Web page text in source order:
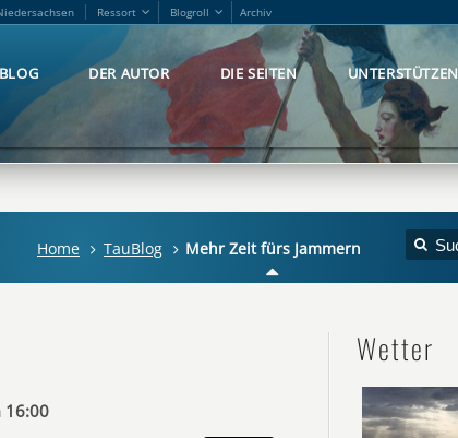
Ressort Blogroll Archiv
DER AUTOR DIE SEITEN UNTERSTÜTZEN
Home TauBlog Mehr Zeit fürs Jammern
16:00
Wetter
Ressort Blogroll Archiv
DER AUTOR DIE SEITEN UNTERSTÜTZEN